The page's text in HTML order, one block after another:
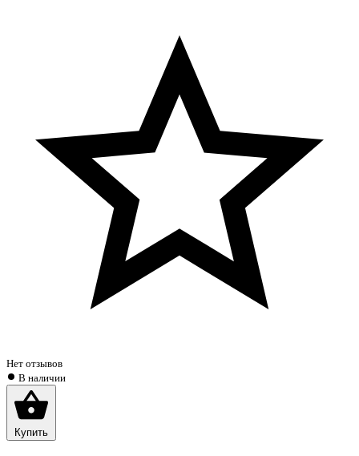
Нет отзывов
В наличии
Купить